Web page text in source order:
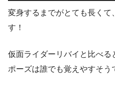
変身するまでがとても長く
す！
仮面ライダーリバイと比べ
ポーズは誰でも覚えやすそう